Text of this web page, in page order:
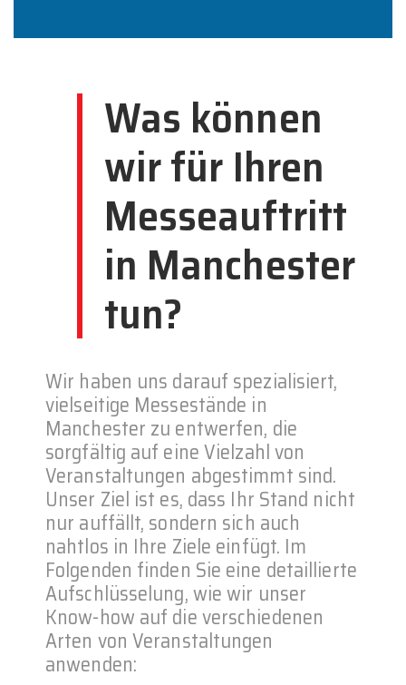
Was können
wir für Ihren
Messeauftritt
in Manchester
tun?
Wir haben uns darauf spezialisiert,
vielseitige Messestände in
Manchester zu entwerfen, die
sorgfältig auf eine Vielzahl von
Veranstaltungen abgestimmt sind.
Unser Ziel ist es, dass Ihr Stand nicht
nur auffällt, sondern sich auch
nahtlos in Ihre Ziele einfügt. Im
Folgenden finden Sie eine detaillierte
Aufschlüsselung, wie wir unser
Know-how auf die verschiedenen
Arten von Veranstaltungen
anwenden: